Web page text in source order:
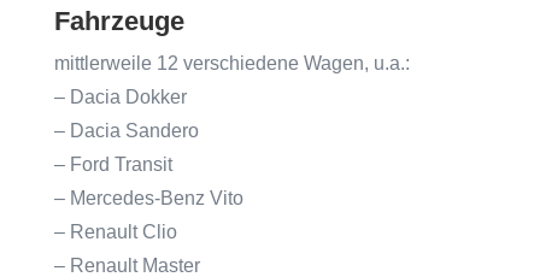
Fahrzeuge
mittlerweile 12 verschiedene Wagen, u.a.:
– Dacia Dokker
– Dacia Sandero
– Ford Transit
– Mercedes-Benz Vito
– Renault Clio
– Renault Master